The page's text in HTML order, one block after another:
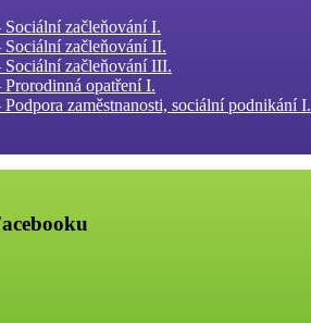
začleňování I.
začleňování II.
začleňování III.
opatření I.
zaměstnanosti, sociální podnikání I.